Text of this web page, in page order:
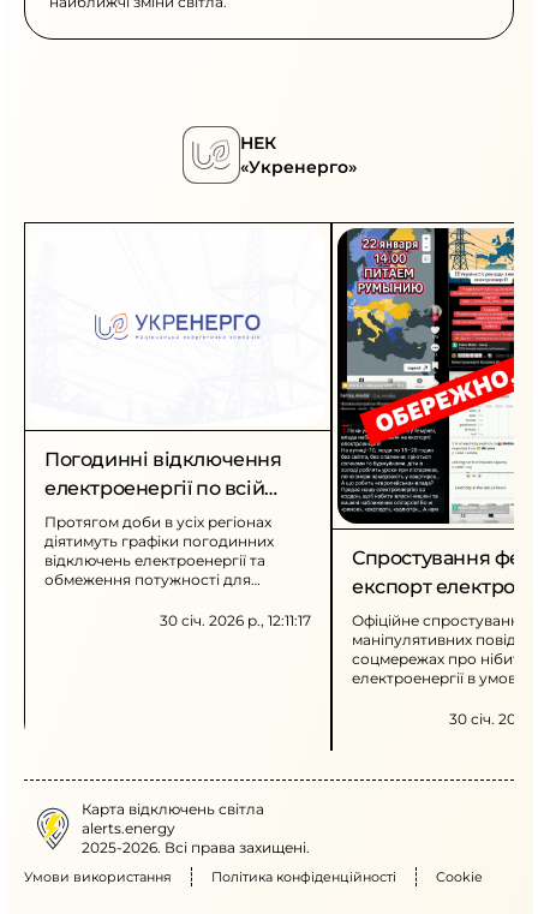
НЕК
«Укренерго»
Погодинні відключення
електроенергії по всій
країні
Протягом доби в усіх регіонах
діятимуть графіки погодинних
відключень електроенергії та
обмеження потужності для
запроваджені через наслідки
30 січ. 2026 р., 12:11:17
Спростування
експорт
Офіційне спростування
маніпулятивних
соцмережах про нібито
електроенергії в умовах
знеструмлень для
30 січ.
Карта відключень світла
alerts.energy
2025-2026. Всі права захищені.
Умови використання Політика конфіденційності Cookie